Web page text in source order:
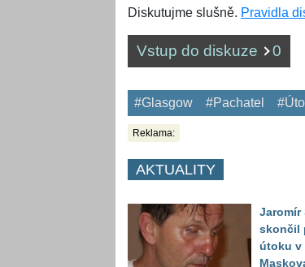
Diskutujme slušně. Pravidla
Vstup do diskuze 0
#Glasgow #Pachatel
Reklama:
AKTUALITY
Jaromír
skončil
útoku v